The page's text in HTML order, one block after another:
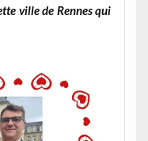
ville de Rennes qui